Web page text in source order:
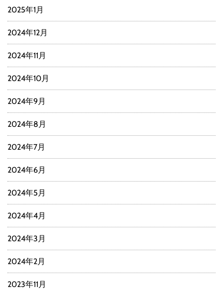
2025年1月
2024年12月
2024年11月
2024年10月
2024年9月
2024年8月
2024年7月
2024年6月
2024年5月
2024年4月
2024年3月
2024年2月
2023年11月